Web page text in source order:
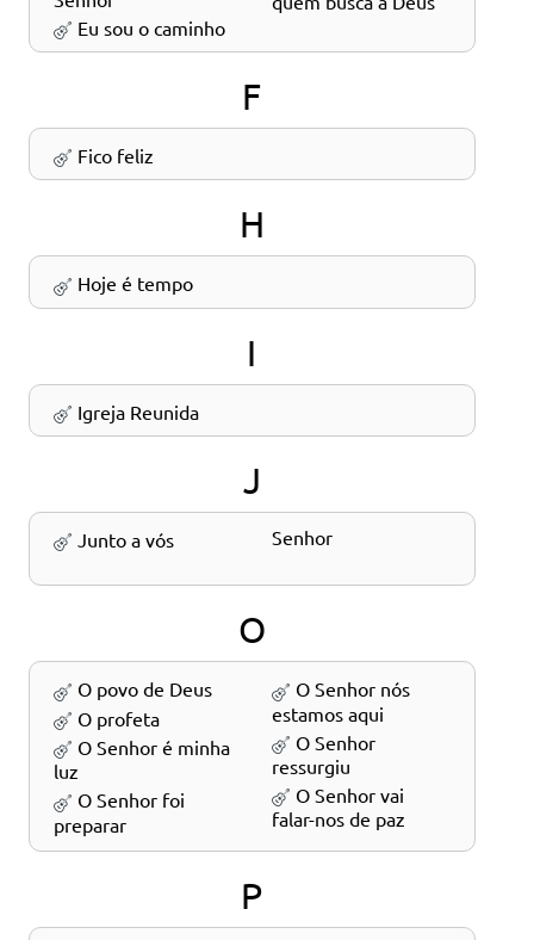
Eu sou o caminho
F
Fico feliz
H
Hoje é tempo
I
Igreja Reunida
J
Junto a vós Senhor
O
O povo de Deus
O profeta
O Senhor é minha
luz
O Senhor foi
preparar
O Senhor nós
estamos aqui
O Senhor
ressurgiu
O Senhor vai
falar-nos de paz
P